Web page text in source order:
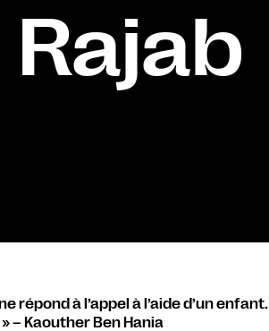
répond à l’appel à l’aide d’un enfant.
– Kaouther Ben Hania